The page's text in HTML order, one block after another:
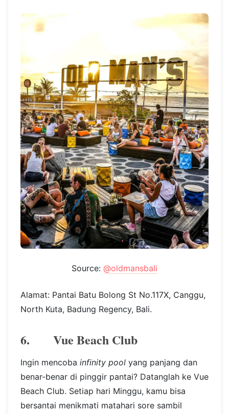
Source: @oldmansbali
Alamat: Pantai Batu Bolong St No.117X, Canggu,
North Kuta, Badung Regency, Bali.
6. Vue Beach Club
Ingin mencoba infinity pool yang panjang dan
benar-benar di pinggir pantai? Datanglah ke Vue
Beach Club. Setiap hari Minggu, kamu bisa
bersantai menikmati matahari sore sambil